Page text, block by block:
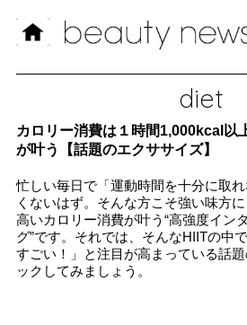
diet
カロリー消費は１時間1,000kcal以
が叶う【話題のエクササイズ】
忙しい毎日で「運動時間を十分に取
くないはず。そんな方こそ強い味方
高いカロリー消費が叶う“高強度イン
グ”です。それでは、そんなHIITの中
すごい！」と注目が高まっている話
ックしてみましょう。